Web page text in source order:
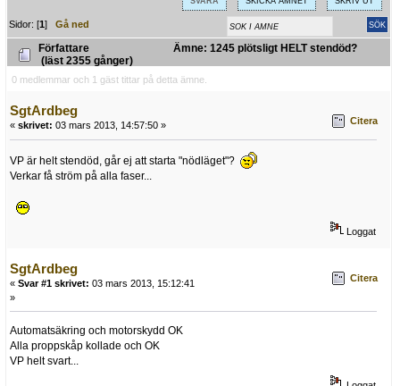
Sidor: [1]Gå ned
Författare
Ämne: 1245 plötsligt HELT stendöd?
(läst 2355 gånger)
0 medlemmar och 1 gäst tittar på detta ämne.
SgtArdbeg
« skrivet: 03 mars 2013, 14:57:50 » Citera
VP är helt stendöd, går ej att starta "nödläget"?
Verkar få ström på alla faser...
Loggat
SgtArdbeg
« Svar #1 skrivet: 03 mars 2013, 15:12:41
»
Citera
Automatsäkring och motorskydd OK
Alla proppskåp kollade och OK
VP helt svart...